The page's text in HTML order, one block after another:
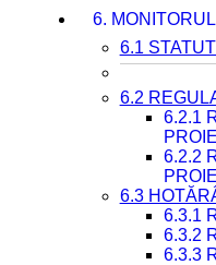
6.
6.1
6.2
6.2.1
6.2.2
6.3
6.3.1
6.3.2
6.3.3